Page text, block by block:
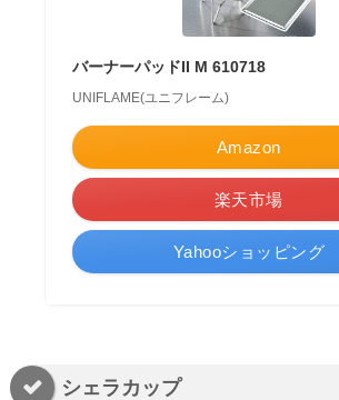
バーナーパッドII M 610718
UNIFLAME(ユニフレーム)
Amazon
楽天市場
Yahooショッピング
シェラカップ